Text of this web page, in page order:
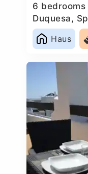
6 bedrooms
Duquesa,
Haus